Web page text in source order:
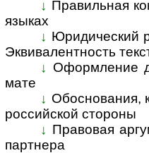
↓ Правильная
язы­ках
↓ Юридический
Эк­ви­ва­лент­ность
↓ Оформление
мате
↓ Обоснования,
рос­сий­ской сто­роны
↓ Правовая
парт­нера